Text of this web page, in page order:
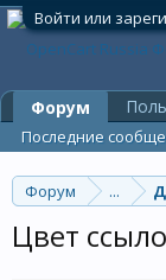
Войти или
Форум ...
Цвет
Форум
Последние